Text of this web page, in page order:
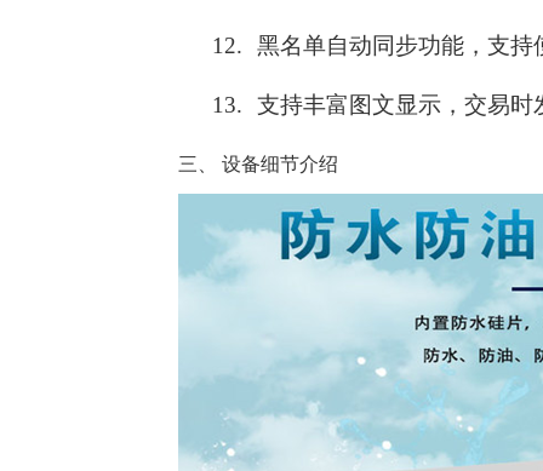
12. 黑名单自动同步功能，支持
13. 支持丰富图文显示，交易
三、 设备细节介绍